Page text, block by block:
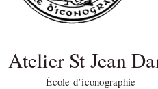
Atelier St Jean
École d’iconographie